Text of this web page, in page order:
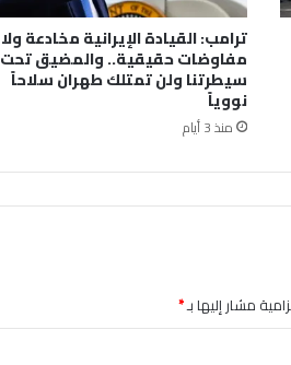
ترامب: القيادة الإيرانية مخادعة ولا
مفاوضات حقيقية.. والمضيق تحت
سيطرتنا ولن تمتلك طهران سلاحاً
نووياً
منذ 3 أيام
مشار إليها بـ*